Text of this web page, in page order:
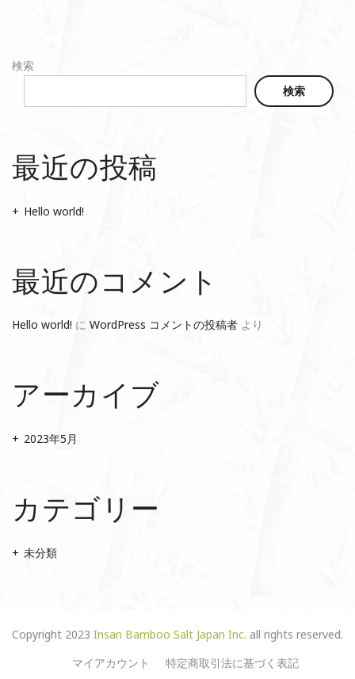
検索
検索
最近の投稿
Hello world!
最近のコメント
Hello world! に WordPress コメントの投稿者 より
アーカイブ
2023年5月
カテゴリー
未分類
Copyright 2023 Insan Bamboo Salt Japan Inc. all rights reserved.
マイアカウント
特定商取引法に基づく表記